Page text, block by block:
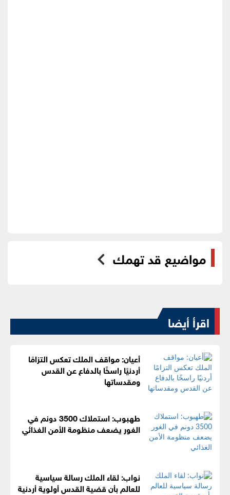
مواضيع قد تهمك
اقرأ أيضا
أعيان: مواقف الملك تعكس التزامًا
أردنيًا راسخًا بالدفاع عن القدس
ومقدساتها
طهبوب: استملاك 3500 دونم في
الغور يضعف منظومة الأمن الغذائي
نواب: لقاء الملك رسالة سياسية
للعالم بأن قضية القدس أولوية أردنية